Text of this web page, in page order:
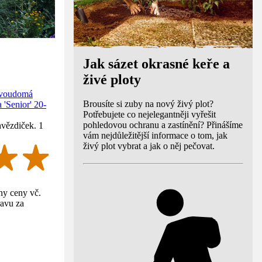
'Senior' 20-
1
ceny vč.
za
Jak sázet okrasné keře a
živé ploty
Brousíte si zuby na nový živý plot?
Potřebujete co nejelegantněji vyřešit
pohledovou ochranu a zastínění? Přinášíme
vám nejdůležitější informace o tom, jak
živý plot vybrat a jak o něj pečovat.